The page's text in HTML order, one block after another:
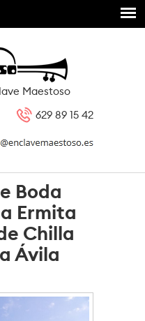
Maestoso
629 89 15 42
Boda
Ermita
Chilla
Ávila